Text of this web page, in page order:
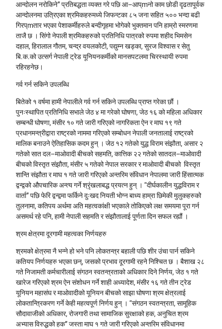
आन्दोलन नरोकिने” प्रतिबद्धता व्यक्त गरे पछि आ–आप्mनो काम छोडी दृढतापूर्वक
आन्दोलनमा उत्रिएका श्रमिकहरुमध्ये जिफन्टका ८५ जना सहित ५०० भन्दा बढी
गिरप्mतार भएका पेशाकर्मीहरुले बन्दीगृहमा भोगेको भुक्तमान पनि हाम्रो स्मरणमा
ताजै छ । सिंगो नेपाली श्रमिकहरुको प्रतिनिधि पात्रको रुपमा शहीद भिमसेन
दहाल, हिरालाल गौतम, चन्द्र वयलकोटी, पद्युम्न खड्का, सुरज विश्वास र सेतु
बि.क.को उत्सर्ग नेपाली ट्रेड यूनियनकर्मीको मानसपटलमा चिरस्थायी रुपमा
रहिरहनेछ।
गर्व गर्न सकिने उपलब्धि
बितेको १ वर्षमा हामी नेपालीले गर्व गर्न सकिने उपलब्धि प्राप्त गरेका छौं ।
पुनःस्थापित प्रतिनिधि सभाले जेठ ४ मा गरेको घोषणा, जेठ १६ को महिला अधिकार
सम्बन्धी घोषणा, मंसीर १० गते जारी गरिएको नागरिकता ऐन र माघ १९ गते
प्रधानमन्त्रीद्वारा राष्ट्रको नाममा गरिएको सम्बोधन नेपाली जनतालाई राष्ट्रको
मालिक बनाउने ऐतिहासिक कदम हुन् । जेठ १२ गतेको युद्ध विराम संझौता, असार २
गतेको सात दल–माओवादी बीचको सहमति, कात्तिक २२ गतेको सातदल–माओवादी
बीचको विस्तृत संझौता, मंसीर ५ गतेको नेपाल सरकार र माओवादी बीचको विस्तृत
शान्ति संझौता र माघ १ गते जारी गरिएको अन्तरिम संविधान नेपालमा जारी हिंसात्मक
द्वन्द्वको औपचारिक अन्त्य गर्ने श्रृंखलाबद्ध प्रयत्न हुन् । “दीर्घकालीन युद्धविराम र
वार्ता” पछि फेरि द्वन्द्वमा फर्किने दुःखद नियती भोग्न बाध्य हाम्रा छिमेकी मुलुकहरुको
तुलनामा, कतिपय अर्थमा अति महत्वकांक्षी भएकाले तोकिएको लक्ष समयमा पूरा गर्न
असमर्थ रहे पनि, हामी नेपाली सहमति र संझौतालाई पूर्णता दिन सफल रह्यौं ।
श्रम क्षेत्रमा दूरगामी महत्वका निर्णयहरु
श्रमको क्षेत्रमा नै भन्ने हो भने पनि लोकतन्त्र बहाली पछि शीर उंचा पार्न सकिने
कतियप निर्णयहरु भएका छन्, जसको प्रभाव दूरगामी रहने निश्चित छ । बैशाख २८
गते निजामती कर्मचारीलाई संगठन स्वतन्त्रताको अधिकार दिने निर्णय, जेठ १ गते
खारेज गरिएको श्रम ऐन संशोधन गर्ने शाही अध्यादेश, मंसीर १६ गते तीन ट्रेड
यूनियन महासंघ र माओवादीको यूनियन बीचको साझा घोषणा श्रम क्षेत्रलाई
लोकतान्त्रिकरण गर्ने केही महत्वपूर्ण निर्णय हुन् । “संगठन स्वतन्त्रता, सामूहिक
सौदावाजीको अधिकार, रोजगारी तथा सामाजिक सुरक्षाको हक, अनुचित श्रम
अभ्यास विरुद्धको हक” जस्ता माघ १ गते जारी गरिएको अन्तरिम संविधानमा